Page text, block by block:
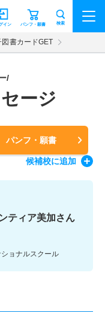
パンフ・願書
イン 検索
図書カードGET
/
ージ
パンフ・願書
候補校に追加
ティア美加さん
ョナルスクール